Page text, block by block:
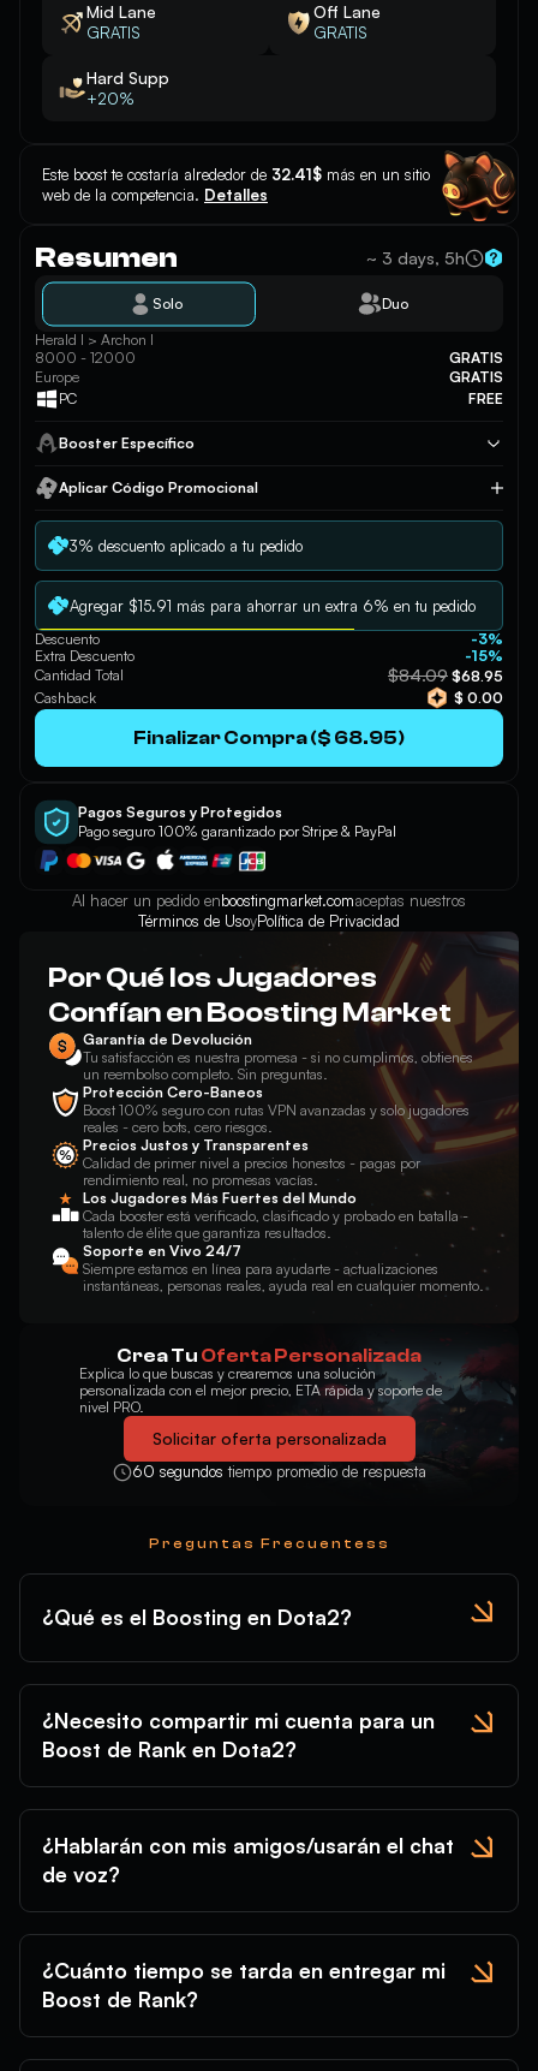
Mid Lane
GRATIS
Off Lane
GRATIS
Hard Supp
+20%
Este boost te costaría alrededor de 32.41$ más en un sitio
web de la competencia. Detalles
Resumen ~ 3 days, 5h
Solo Duo
Herald I > Archon I
8000 - 12000
GRATIS
Europe
GRATIS
PC
FREE
Booster Específico
Aplicar Código Promocional
Aplicar
3% descuento aplicado a tu pedido
Agregar $15.91 más para ahorrar un extra 6% en tu pedido
Descuento
-3%
Extra Descuento
-15%
Cantidad Total
$84.09 $68.95
Cashback
$ 0.00
Finalizar Compra ($ 68.95)
Pagos Seguros y Protegidos
Pago seguro 100% garantizado por Stripe & PayPal
Al hacer un pedido enboostingmarket.comaceptas nuestros
Términos de UsoyPolítica de Privacidad
Por Qué los Jugadores
Confían en Boosting Market
Garantía de Devolución
Tu satisfacción es nuestra promesa - si no cumplimos, obtienes
un reembolso completo. Sin preguntas.
Protección Cero-Baneos
Boost 100% seguro con rutas VPN avanzadas y solo jugadores
reales - cero bots, cero riesgos.
Precios Justos y Transparentes
Calidad de primer nivel a precios honestos - pagas por
rendimiento real, no promesas vacías.
Los Jugadores Más Fuertes del Mundo
Cada booster está verificado, clasificado y probado en batalla -
talento de élite que garantiza resultados.
Soporte en Vivo 24/7
Siempre estamos en línea para ayudarte - actualizaciones
instantáneas, personas reales, ayuda real en cualquier momento.
Crea Tu Oferta Personalizada
Explica lo que buscas y crearemos una solución
personalizada con el mejor precio, ETA rápida y soporte de
nivel PRO.
Solicitar oferta personalizada
60 segundostiempo promedio de respuesta
Preguntas Frecuentess
¿Qué es el Boosting en Dota2?
¿Necesito compartir mi cuenta para un
Boost de Rank en Dota2?
¿Hablarán con mis amigos/usarán el chat
de voz?
¿Cuánto tiempo se tarda en entregar mi
Boost de Rank?